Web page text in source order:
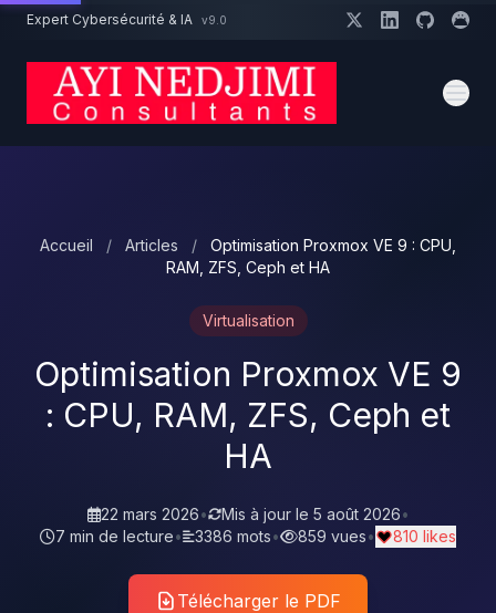
Aller au contenu principal
Expert Cybersécurité & IA v9.0
Accueil / Articles /
Optimisation Proxmox VE 9 : CPU,
RAM, ZFS, Ceph et HA
Virtualisation
Optimisation Proxmox VE 9
: CPU, RAM, ZFS, Ceph et
HA
22 mars 2026• Mis à jour le 5 août 2026•
7 min de lecture• 3386 mots• 859 vues• 810 likes
Télécharger le PDF
Un projet cybersécurité ?